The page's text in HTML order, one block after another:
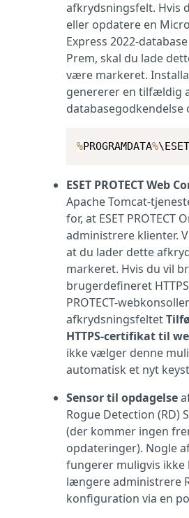
afkrydsningsfelt. Hvis
eller opdatere en
Express 2022-database
Prem, skal du lade
være markeret.
genererer en tilfældig
databasegodkendelse
%PROGRAMDATA%
ESET PROTECT Web
Apache Tomcat-
for, at ESET PROTECT
administrere klienter.
at du lader dette
markeret. Hvis du vil
brugerdefineret
PROTECT-
afkrydsningsfeltet
HTTPS-certifikat til
ikke vælger denne
automatisk et nyt
Sensor til opdagelse
Rogue Detection
(der kommer ingen
opdateringer). Nogle
fungerer muligvis
længere administrere
konfiguration via en